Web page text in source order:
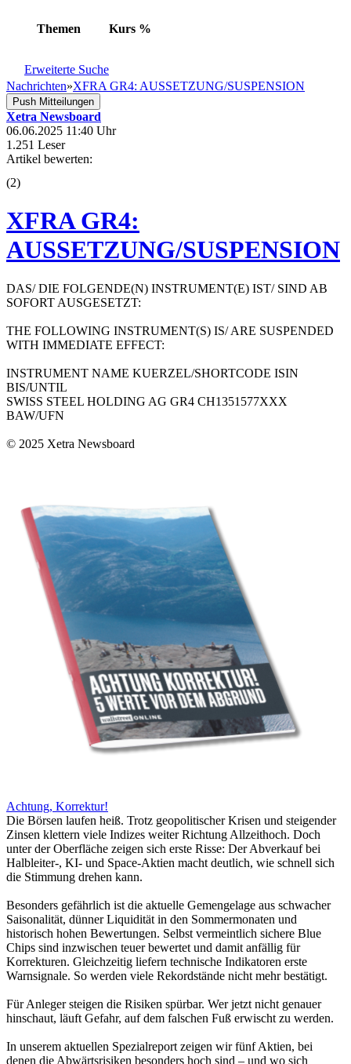
Themen Kurs %
Erweiterte Suche
Nachrichten»XFRA GR4: AUSSETZUNG/SUSPENSION
Push Mitteilungen
Xetra Newsboard
06.06.2025 11:40 Uhr
1.251 Leser
Artikel bewerten:
(2)
XFRA GR4:
AUSSETZUNG/SUSPENSION
DAS/ DIE FOLGENDE(N) INSTRUMENT(E) IST/ SIND AB
SOFORT AUSGESETZT:
THE FOLLOWING INSTRUMENT(S) IS/ ARE SUSPENDED
WITH IMMEDIATE EFFECT:
INSTRUMENT NAME KUERZEL/SHORTCODE ISIN
BIS/UNTIL
SWISS STEEL HOLDING AG GR4 CH1351577XXX
BAW/UFN
© 2025 Xetra Newsboard
Achtung, Korrektur!
Die Börsen laufen heiß. Trotz geopolitischer Krisen und steigender
Zinsen klettern viele Indizes weiter Richtung Allzeithoch. Doch
unter der Oberfläche zeigen sich erste Risse: Der Abverkauf bei
Halbleiter-, KI- und Space-Aktien macht deutlich, wie schnell sich
die Stimmung drehen kann.
Besonders gefährlich ist die aktuelle Gemengelage aus schwacher
Saisonalität, dünner Liquidität in den Sommermonaten und
historisch hohen Bewertungen. Selbst vermeintlich sichere Blue
Chips sind inzwischen teuer bewertet und damit anfällig für
Korrekturen. Gleichzeitig liefern technische Indikatoren erste
Warnsignale. So werden viele Rekordstände nicht mehr bestätigt.
Für Anleger steigen die Risiken spürbar. Wer jetzt nicht genauer
hinschaut, läuft Gefahr, auf dem falschen Fuß erwischt zu werden.
In unserem aktuellen Spezialreport zeigen wir fünf Aktien, bei
denen die Abwärtsrisiken besonders hoch sind – und wo sich